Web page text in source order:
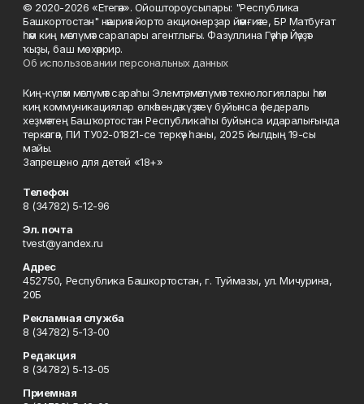
© 2020-2026 «Етегән». Ойоштороусылары: "Республика
Башкортостан" нәшриәт йорто акционерҙар йәмғиәте, БР Матбуғат
һәм киң мәғлүмәт саралары агентлығы. Фазуллина Гәүһәр Йәүҙәт
ҡыҙы, баш мөхәррир.
Об использовании персональных данных
Киң-күләм мәғлүмәт сараһы Элемтә, мәғлүмәт технологиялары һәм
киң коммуникациялар өлкәһендә күҙәтеү буйынса федераль
хеҙмәттең Башҡортостан Республикаһы буйынса идаралығында
теркәлгән, ПИ ТУ02-01821-се теркәү һаны, 2025 йылдың 19-сы
майы.
Запрещено для детей «18+»
Телефон
8 (34782) 5-12-96
Эл. почта
tvest@yandex.ru
Адрес
452750, Республика Башкортостан, г. Туймазы, ул. Мичурина,
20Б
Рекламная служба
8 (34782) 5-13-00
Редакция
8 (34782) 5-13-05
Приемная